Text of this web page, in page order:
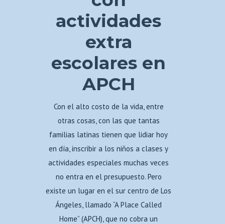
actividades
extra
escolares en
APCH
Con el alto costo de la vida, entre
otras cosas, con las que tantas
familias latinas tienen que lidiar hoy
en día, inscribir a los niños a clases y
actividades especiales muchas veces
no entra en el presupuesto. Pero
existe un lugar en el sur centro de Los
Ángeles, llamado “A Place Called
Home” (APCH), que no cobra un